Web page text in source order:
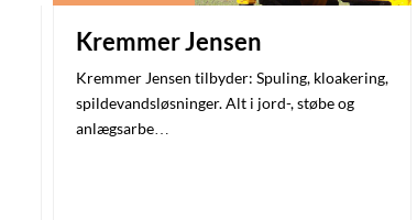
Kremmer Jensen
Kremmer Jensen tilbyder: Spuling, kloakering,
spildevandsløsninger. Alt i jord-, støbe og
anlægsarbe…